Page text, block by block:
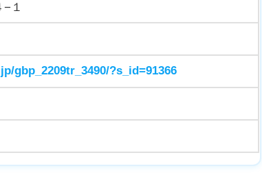
１
gbp_2209tr_3490/?s_id=91366